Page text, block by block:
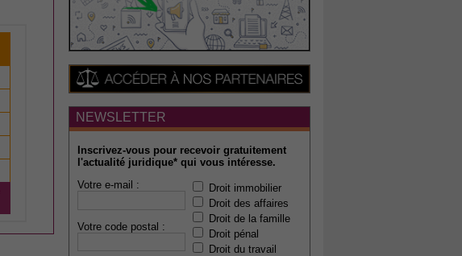
NEWSLETTER
Inscrivez-vous pour recevoir gratuitement
l'actualité juridique* qui vous intéresse.
Votre e-mail :
Votre code postal :
Droit immobilier
Droit des affaires
Droit de la famille
Droit pénal
Droit du travail